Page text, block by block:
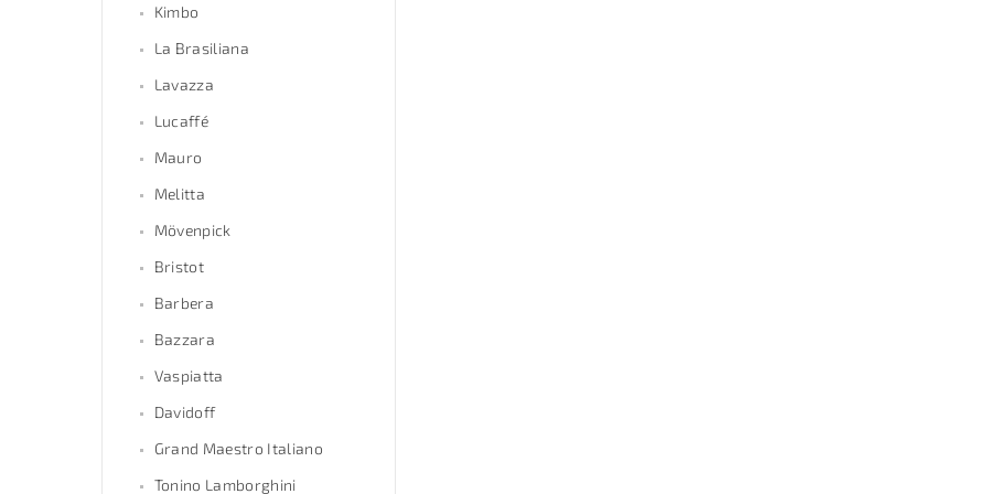
Kimbo
La Brasiliana
Lavazza
Lucaffé
Mauro
Melitta
Mövenpick
Bristot
Barbera
Bazzara
Vaspiatta
Davidoff
Grand Maestro Italiano
Tonino Lamborghini